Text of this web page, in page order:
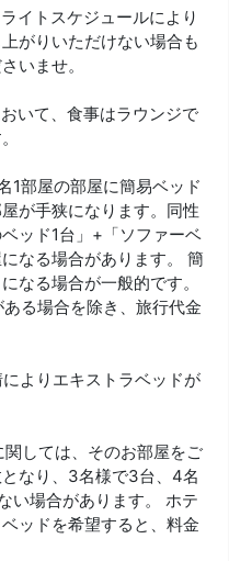
イトスケジュールにより
がりいただけない場合も
いませ。
いて、食事はラウンジで
1部屋の部屋に簡易ベッド
が手狭になります。同性
ッド1台」+「ソファーベ
なる場合があります。 簡
なる場合が一般的です。
る場合を除き、旅行代金
よりエキストラベッドが
しては、そのお部屋をご
なり、3名様で3台、4名
い場合があります。 ホテ
ッドを希望すると、料金